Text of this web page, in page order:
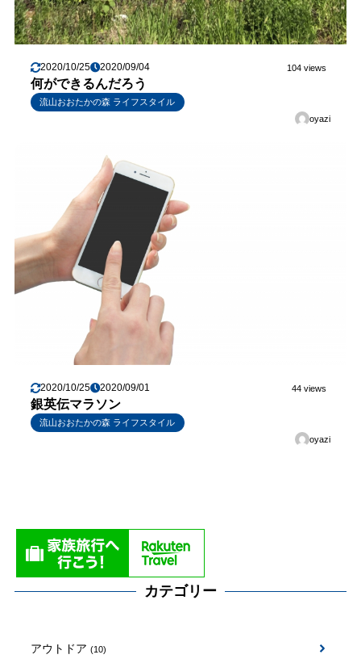
2020/10/25 2020/09/04 104 views
何ができるんだろう
流山おおたかの森 ライフスタイル
oyazi
2020/10/25 2020/09/01 44 views
銀英伝マラソン
流山おおたかの森 ライフスタイル
oyazi
カテゴリー
アウトドア (10)